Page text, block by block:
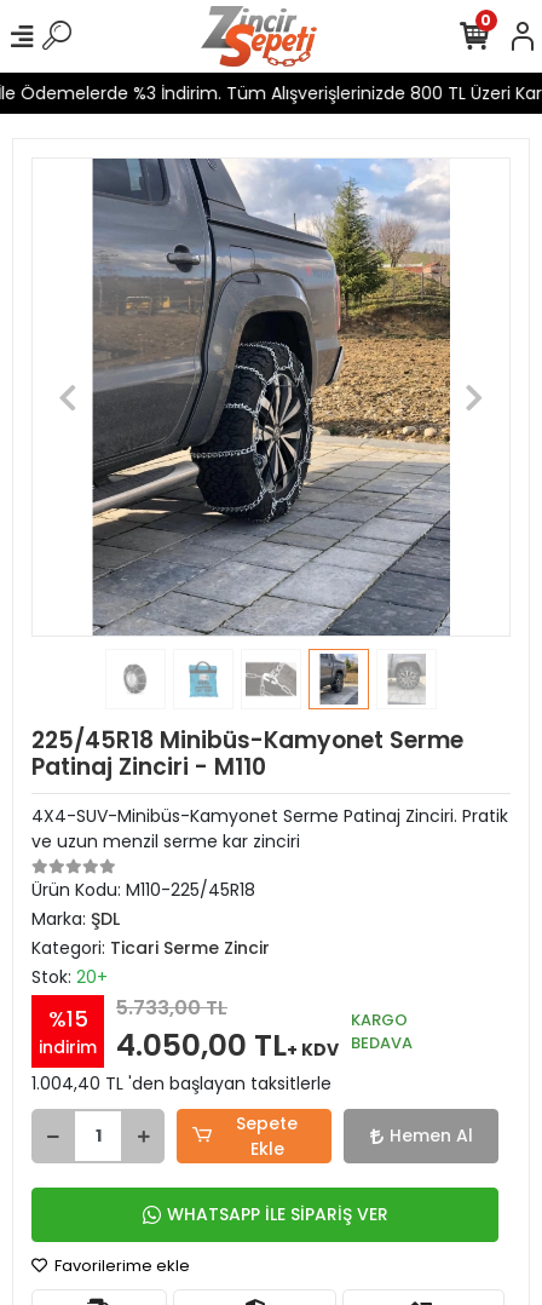
Ödemelerde %3 İndirim. Tüm Alışverişlerinizde 800 TL Üzeri
0
225/45R18 Minibüs-Kamyonet Serme
Patinaj Zinciri - M110
4X4-SUV-Minibüs-Kamyonet Serme Patinaj Zinciri. Pratik
ve uzun menzil serme kar zinciri
Ürün Kodu: M110-225/45R18
Marka: ŞDL
Kategori: Ticari Serme Zincir
Stok: 20+
%15
indirim
5.733,00 TL
4.050,00 TL+ KDV
KARGO
BEDAVA
1.004,40 TL 'den başlayan taksitlerle
Sepete
Ekle
Hemen Al
WHATSAPP İLE SİPARİŞ VER
Favorilerime ekle